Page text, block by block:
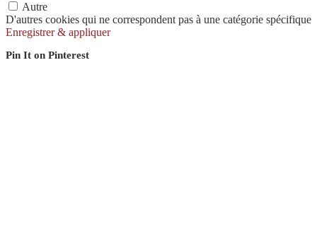
Autre
D'autres cookies qui ne correspondent pas à une catégorie spécifique
Enregistrer & appliquer
Pin It on Pinterest